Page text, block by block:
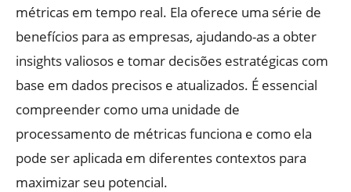
métricas em tempo real. Ela oferece uma série de
benefícios para as empresas, ajudando-as a obter
insights valiosos e tomar decisões estratégicas com
base em dados precisos e atualizados. É essencial
compreender como uma unidade de
processamento de métricas funciona e como ela
pode ser aplicada em diferentes contextos para
maximizar seu potencial.